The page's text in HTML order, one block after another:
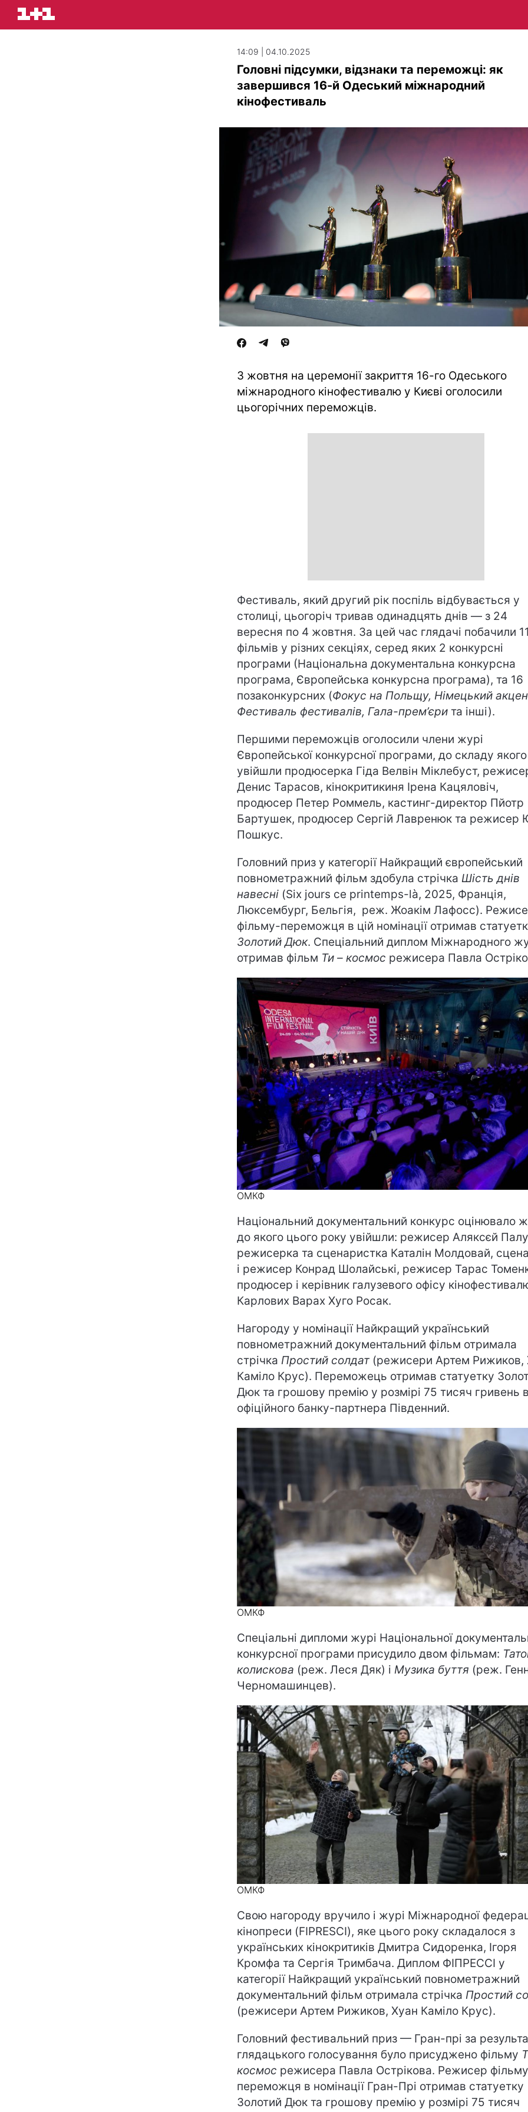
14:09 | 04.10.2025
Головні підсумки, відзнаки та переможці: як
завершився 16-й Одеський міжнародний
кінофестиваль
3 жовтня на церемонії закриття 16-го Одеського
міжнародного кінофестивалю у Києві оголосили
цьогорічних переможців.
Фестиваль, який другий рік поспіль відбувається у
столиці, цьогоріч тривав одинадцять днів — з 24
вересня по 4 жовтня. За цей час глядачі побачили
фільмів у різних секціях, серед яких 2 конкурсні
програми (Національна документальна конкурсна
програма, Європейська конкурсна програма), та 16
позаконкурсних (Фокус на Польщу, Німецький
Фестиваль фестивалів, Гала-прем’єри та інші).
Першими переможців оголосили члени журі
Європейської конкурсної програми, до складу якого
увійшли продюсерка Гіда Велвін Міклебуст,
Денис Тарасов, кінокритикиня Ірена Кацяловіч,
продюсер Петер Роммель, кастинг-директор Пйотр
Бартушек, продюсер Сергій Лавренюк та режисер
Пошкус.
Головний приз у категорії Найкращий європейський
повнометражний фільм здобула стрічка Шість днів
навесні (Six jours ce printemps-là, 2025, Франція,
Люксембург, Бельгія, реж. Жоакім Лафосс).
фільму-переможця в цій номінації отримав
Золотий Дюк. Спеціальний диплом Міжнародного
отримав фільм Ти – космос режисера Павла
ОМКФ
Національний документальний конкурс оцінювало
до якого цього року увійшли: режисер Аляксєй
режисерка та сценаристка Каталін Молдовай,
і режисер Конрад Шолайські, режисер Тарас
продюсер і керівник галузевого офісу
Карлових Варах Хуго Росак.
Нагороду у номінації Найкращий український
повнометражний документальний фільм отримала
стрічка Простий солдат (режисери Артем Рижиков,
Каміло Крус). Переможець отримав статуетку
Дюк та грошову премію у розмірі 75 тисяч гривень
офіційного банку-партнера Південний.
ОМКФ
Спеціальні дипломи журі Національної
конкурсної програми присудило двом фільмам:
колискова (реж. Леся Дяк) і Музика буття (реж.
Черномашинцев).
ОМКФ
Свою нагороду вручило і журі Міжнародної
кінопреси (FIPRESCI), яке цього року складалося з
українських кінокритиків Дмитра Сидоренка, Ігоря
Кромфа та Сергія Тримбача. Диплом ФІПРЕССІ у
категорії Найкращий український повнометражний
документальний фільм отримала стрічка Простий
(режисери Артем Рижиков, Хуан Каміло Крус).
Головний фестивальний приз — Гран-прі за
глядацького голосування було присуджено фільму
космос режисера Павла Острікова. Режисер
переможця в номінації Гран-Прі отримав статуетку
Золотий Дюк та грошову премію у розмірі 75 тисяч